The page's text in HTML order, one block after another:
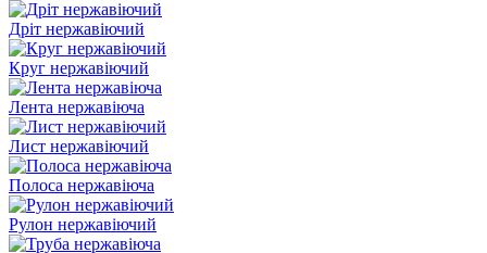
Дріт нержавіючий
Круг нержавіючий
Лента нержавіюча
Лист нержавіючий
Полоса нержавіюча
Рулон нержавіючий